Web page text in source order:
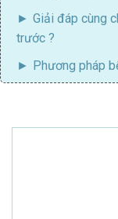
Giải đáp cùng
trước ?
Phương pháp